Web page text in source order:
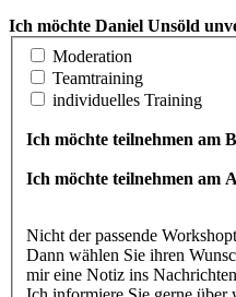
Ich möchte Daniel Unsöld
Moderation
Teamtraining
individuelles Training
Ich möchte teilnehmen am
Ich möchte teilnehmen am
Nicht der passende
Dann wählen Sie ihren
mir eine Notiz ins